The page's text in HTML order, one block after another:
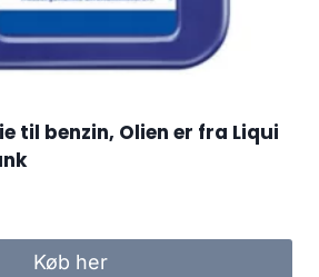
til benzin, Olien er fra Liqui
Køb her